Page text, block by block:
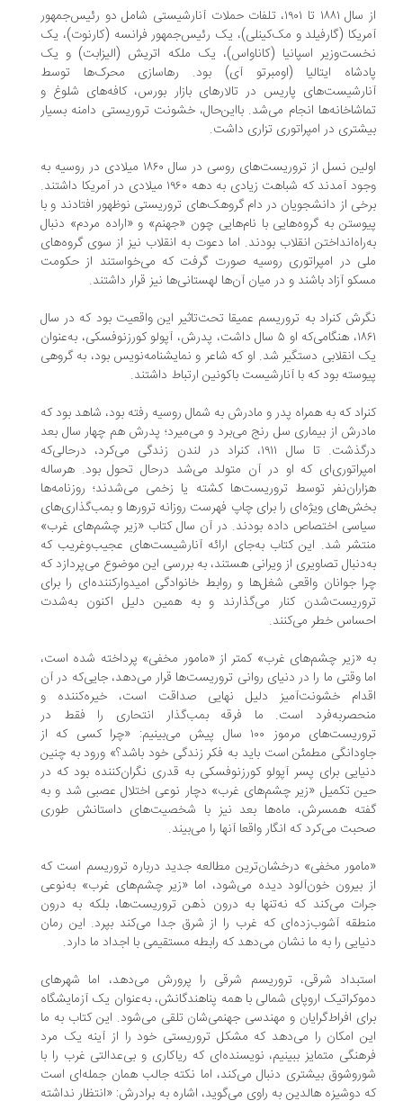
از سال ۱۸۸۱ تا ۱۹۰۱، تلفات حملات آنارشیستی شامل دو رئیس‌جمهور
(گارفیلد و مک‌کینلی)، یک رئیس‌جمهور فرانسه (کارنوت)، یک
اسپانیا (کاناواس)، یک ملکه اتریش (الیزابت) و یک
ایتالیا (اومبرتو آی) بود. رهاسازی محرک‌ها توسط
پاریس در تالارهای بازار بورس، کافه‌های شلوغ و
انجام می‌شد. بااین‌حال، خشونت تروریستی دامنه بسیار
در امپراتوری تزاری داشت.
اولین نسل از تروریست‌های روسی در سال ۱۸۶۰ میلادی در روسیه به
وجود آمدند که شباهت زیادی به دهه ۱۹۶۰ میلادی در آمریکا داشتند.
از دانشجویان در دام گروهک‌های تروریستی نوظهور افتادند و با
به گروه‌هایی با نام‌هایی چون «جهنم» و «اراده مردم» دنبال
انقلاب بودند. اما دعوت به انقلاب نیز از سوی گروه‌های
در امپراتوری روسیه صورت گرفت که می‌خواستند از حکومت
آزاد باشند و در میان آن‌ها لهستانی‌ها نیز قرار داشتند.
کنراد به تروریسم عمیقا تحت‌تاثیر این واقعیت بود که در سال
۱۸۶۱، هنگامی‌که او ۵ سال داشت، پدرش، آپولو کورزنوفسکی، به‌عنوان
انقلابی دستگیر شد. او که شاعر و نمایشنامه‌نویس بود، به گروهی
بود که با آنارشیست باکونین ارتباط داشتند.
که به همراه پدر و مادرش به شمال روسیه رفته بود، شاهد بود که
از بیماری سل رنج می‌برد و می‌میرد؛ پدرش هم چهار سال بعد
درگذشت. تا سال ۱۹۱۱، کنراد در لندن زندگی می‌کرد، درحالی‌که
که او در آن متولد می‌شد درحال تحول بود. هرساله
توسط تروریست‌ها کشته یا زخمی می‌شدند؛ روزنامه‌ها
ویژه‌ای را برای چاپ فهرست روزانه ترورها و بمب‌گذاری‌های
اختصاص داده بودند. در آن سال کتاب «زیر چشم‌های غرب»
شد. این کتاب به‌جای ارائه آنارشیست‌های عجیب‌وغریب که
تصاویری از ویرانی هستند، به بررسی این موضوع می‌پردازد که
جوانان واقعی شغل‌ها و روابط خانوادگی امیدوارکننده‌ای را برای
کنار می‌گذارند و به همین دلیل اکنون به‌شدت
خطر می‌کنند.
«زیر چشم‌های غرب» کمتر از «مامور مخفی» پرداخته شده است،
وقتی ما را در دنیای روانی تروریست‌ها قرار می‌دهد، جایی‌که در آن
خشونت‌آمیز دلیل نهایی صداقت است، خیره‌کننده و
است. ما فرقه بمب‌گذار انتحاری را فقط در
تروریست‌های مرموز ۱۰۰ سال پیش می‌بینیم: «چرا کسی که از
مطمئن است باید به فکر زندگی خود باشد؟» ورود به چنین
برای پسر آپولو کورزنوفسکی به قدری نگران‌کننده بود که در
تکمیل «زیر چشم‌های غرب» دچار نوعی اختلال عصبی شد و به
همسرش، ماه‌ها بعد نیز با شخصیت‌های داستانش طوری
می‌کرد که انگار واقعا آنها را می‌بیند.
مخفی» درخشان‌ترین مطالعه جدید درباره تروریسم است که
بیرون خون‌آلود دیده می‌شود، اما «زیر چشم‌های غرب» به‌نوعی
می‌کند که نه‌تنها به درون ذهن تروریست‌ها، بلکه به درون
آشوب‌زده‌ای که غرب را از شرق جدا می‌کند بپرد. این رمان
را به ما نشان می‌دهد که رابطه مستقیمی با اجداد ما دارد.
شرقی، تروریسم شرقی را پرورش می‌دهد، اما شهرهای
اروپای شمالی با همه‌ پناهندگانش، به‌عنوان یک آزمایشگاه
افراط‌گرایان و مهندسی جهنمی‌شان تلقی می‌شود. این کتاب به ما
امکان را می‌دهد که مشکل تروریستی خود را از آینه یک مرد
متمایز ببینیم، نویسنده‌ای که ریاکاری و بی‌عدالتی غرب را با
بیشتری دنبال می‌کند، اما نکته‌ جالب همان جمله‌ای است
دوشیزه هالدین به راوی می‌گوید، اشاره به برادرش: «انتظار نداشته